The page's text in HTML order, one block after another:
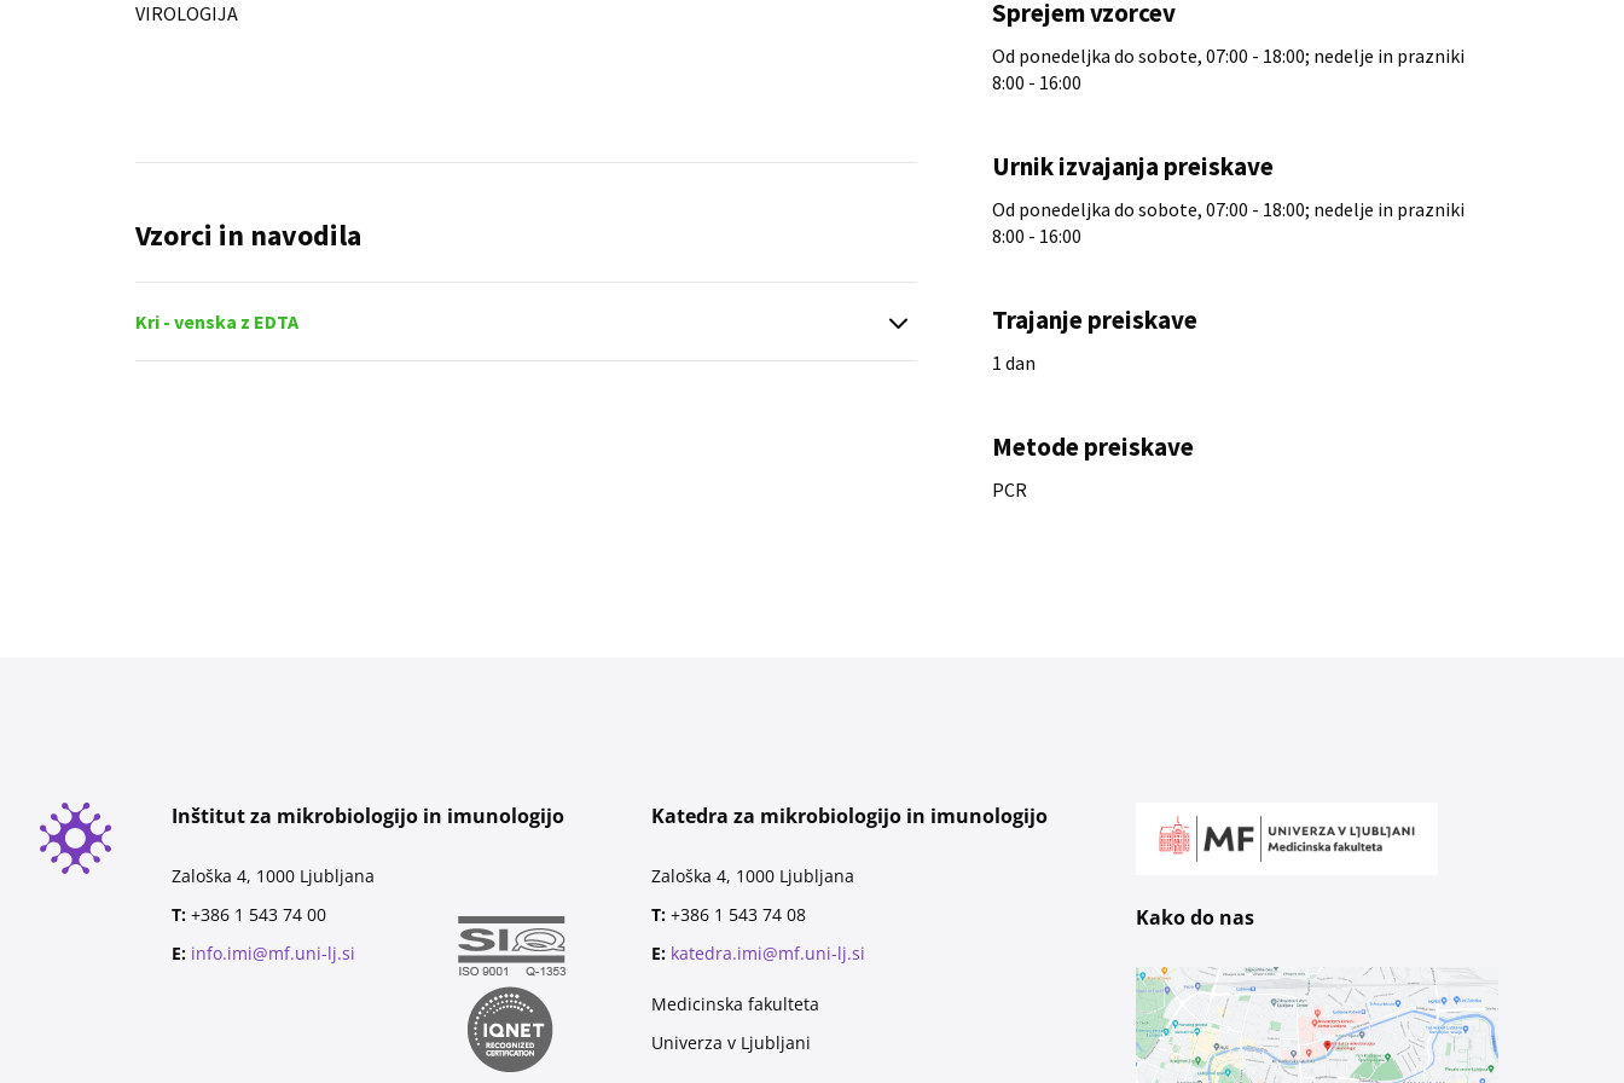
VIROLOGIJA
Vzorci in navodila
Kri - venska z EDTA
Sprejem vzorcev
Od ponedeljka do sobote, 07:00 - 18:00; nedelje in prazniki
8:00 - 16:00
Urnik izvajanja preiskave
Od ponedeljka do sobote, 07:00 - 18:00; nedelje in prazniki
8:00 - 16:00
Trajanje preiskave
1 dan
Metode preiskave
PCR
Inštitut za mikrobiologijo in imunologijo
Zaloška 4, 1000 Ljubljana
T: +386 1 543 74 00
E: info.imi@mf.uni-lj.si
Katedra za mikrobiologijo in imunologijo
Zaloška 4, 1000 Ljubljana
T: +386 1 543 74 08
E: katedra.imi@mf.uni-lj.si
Medicinska fakulteta
Univerza v Ljubljani
Kako do nas